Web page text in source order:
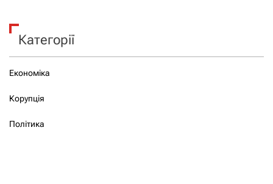
Категорії
Економіка
Корупція
Політика